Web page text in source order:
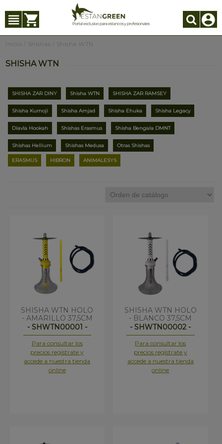
Inicio Shishas Shisha WTN
SHISHA WTN
SHISHA ZAR DINY Shisha WTN SHISHA ZAR RAMSEY
Shisha Kumoji Shisha Amjad Shisha Ehuka Shisha Legacy
Diavla Hookah Shishas Erasmus Shisha Bengala DMNT
Shishas Hellium Shishas Medusa Otras Shishas
ERASMUS HIBRON ANIMALESYS
SHISHA WTN HOLO
- AMARILLO 37,5CM
- SHWTN00001 -
Para consultar los
precios regístrate y
accede a nuestra tienda
online
SHISHA WTN HOLO
- BLANCO 37,5CM
- SHWTN00002 -
Para consultar los
precios regístrate y
accede a nuestra tienda
online